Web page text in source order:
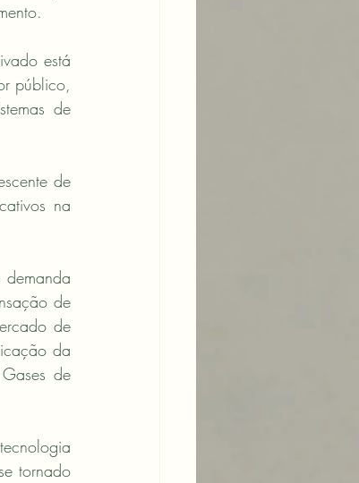
está
público,
de
de
na
demanda
de
de
da
de
tornado